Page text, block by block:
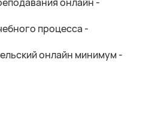
онлайн -
процесса -
онлайн минимум -